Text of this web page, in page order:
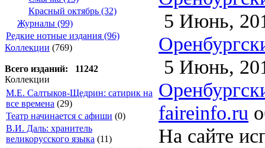
Красный октябрь (32)
Журналы (99)
Редкие нотные издания (96)
Коллекции (769)
Всего изданий: 11242
Коллекции
М.Е. Салтыков-Щедрин: сатирик на
все времена (29)
Театр начинается с афиши (0)
В.И. Даль: хранитель
великорусского языка (11)
5 Июнь,
5 Июнь,
faireinfo.ru
На сайте